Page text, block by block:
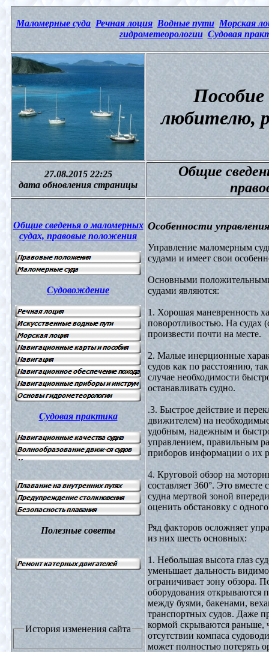
Маломерные суда Речная лоция Водные пути Морская
гидрометеорологии Судовая
любителю,
27.08.2015 22:25
дата обновления страницы
Общие
Общие сведенья о маломерных
судах, правовые положения
Судовождение
Судовая практика
Полезные советы
История изменения сайта
Особенности
Управление маломерным
судами и имеет свои
Основными
судами являются:
1. Хорошая маневренность
поворотливостью. На судах
произвести почти на месте.
2. Малые инерционные
судов как по расстоянию,
случае необходимости
останавливать судно.
.3. Быстрое действие и
движителем) на
удобным, надежным и
управлением, правильным
приборов информации о их
4. Круговой обзор на
составляет 360°. Это
судна мертвой зоной
оценить обстановку с одного
Ряд факторов осложняет
из них шесть основных:
1. Небольшая высота глаз
уменьшает дальность
ограничивает зону обзора.
оборудования открываются
между буями, бакенами,
транспортных судов. Даже
кормой скрываются раньше,
отсутствии компаса
может полностью потерять